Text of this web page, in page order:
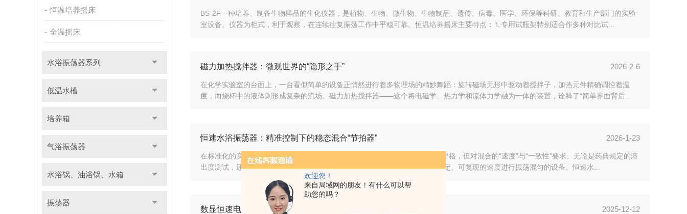
欢迎您！
来自局域网的朋友！有什么可以帮
助您的吗？
恒温培养摇床
全温摇床
水浴振荡器系列
低温水槽
培养箱
气浴振荡器
水浴锅、油浴锅、水箱
振荡器
BS-2F一种培养、制备生物样品的生化仪器，是植物、生物、微生物、生物制品、遗传、病毒、医学、环保等科研、教育和生产部门的实验
室设备。仪器为柜式，利于观察，在连续往复振荡工作中平稳可靠。恒温培养摇床主要特点：⒈专用试瓶架特别适合作多种对比试...
磁力加热搅拌器：微观世界的“隐形之手” 2026-2-6
在化学实验室的台面上，一台看似简单的设备正悄然进行着多物理场的精妙舞蹈：旋转磁场无形中驱动着搅拌子，加热元件精确调控着温
度，而烧杯中的液体则形成复杂的流场。磁力加热搅拌器——这个将电磁学、热力学和流体力学融为一体的装置，诠释了“简单界面背后...
恒速水浴振荡器：精准控制下的稳态混合“节拍器” 2026-1-23
在标准化的实验流程与工业生产中，有时对混合运动轨迹的“形式”要求不那么严格，但对混合的“速度”与“一致性”要求。无论是药典规定的溶
出度测试，还是化工行业中的恒温反应萃取，都需要一个能够在长时间内以恒定、可复现的速度进行振荡混匀的设备。恒速水...
数显恒速电动搅拌器定期维护保养不可少 2025-12-12